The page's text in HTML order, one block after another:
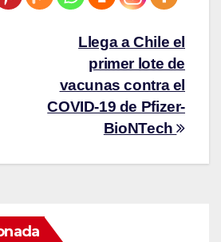
Llega a Chile el
primer lote de
vacunas contra el
COVID-19 de Pfizer-
BioNTech